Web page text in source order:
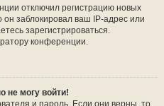
отключил регистрацию новых
он заблокировал ваш IP-адрес или
зарегистрироваться.
конференции.
не могу войти!
и пароль. Если они верны, то